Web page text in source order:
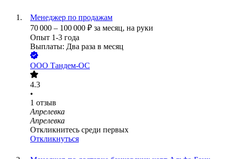
Менеджер по продажам
70 000 – 100 000 ₽ за месяц, на руки
Опыт 1-3 года
Выплаты: Два раза в месяц
ООО Тандем-ОС
4.3
•
1 отзыв
Апрелевка
Апрелевка
Откликнитесь среди первых
Откликнуться